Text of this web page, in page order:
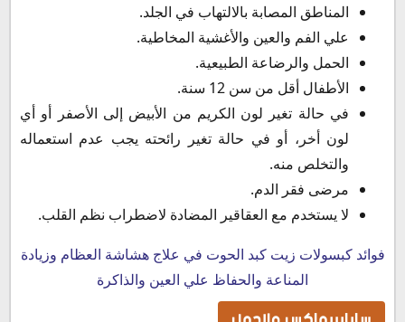
المناطق المصابة بالالتهاب في الجلد.
علي الفم والعين والأغشية المخاطية.
الحمل والرضاعة الطبيعية.
الأطفال أقل من سن 12 سنة.
في حالة تغير لون الكريم من الأبيض إلى الأصفر أو أي
لون أخر، أو في حالة تغير رائحته يجب عدم استعماله
والتخلص منه.
مرضى فقر الدم.
لا يستخدم مع العقاقير المضادة لاضطراب نظم القلب.
فوائد كبسولات زيت كبد الحوت في علاج هشاشة العظام وزيادة
المناعة والحفاظ علي العين والذاكرة